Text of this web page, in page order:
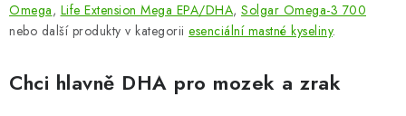
Omega, Life Extension Mega EPA/DHA, Solgar Omega-3 700
nebo další produkty v kategorii esenciální mastné kyseliny.
Chci hlavně DHA pro mozek a zrak